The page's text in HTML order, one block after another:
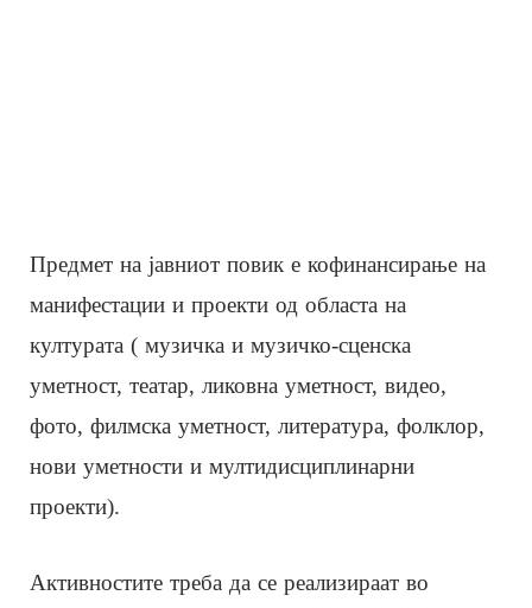
Предмет на јавниот повик е кофинансирање на
манифестации и проекти од областа на
културата ( музичка и музичко-сценска
уметност, театар, ликовна уметност, видео,
фото, филмска уметност, литература, фолклор,
нови уметности и мултидисциплинарни
проекти).
Активностите треба да се реализираат во